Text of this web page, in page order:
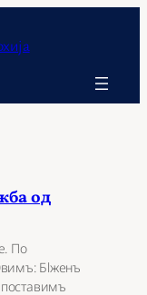
од
По
Бlжeнъ